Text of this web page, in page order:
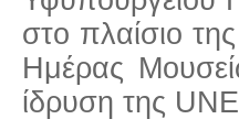
στο πλαίσιο
Ημέρας
ίδρυση της